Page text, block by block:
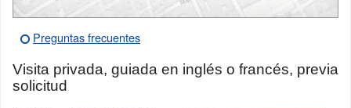
Preguntas frecuentes
Visita privada, guiada en inglés o francés, previa
solicitud